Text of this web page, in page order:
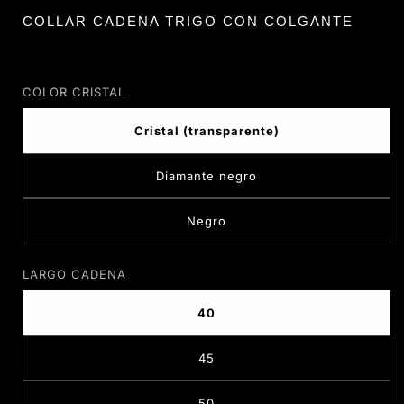
COLLAR CADENA TRIGO CON COLGANTE
COLOR CRISTAL
Cristal (transparente)
Diamante negro
Negro
LARGO CADENA
40
45